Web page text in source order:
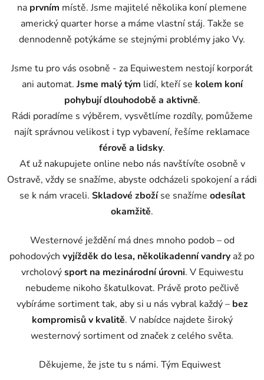
na prvním místě. Jsme majitelé několika koní plemene
americký quarter horse a máme vlastní stáj. Takže se
dennodenně potýkáme se stejnými problémy jako Vy.
Jsme tu pro vás osobně - za Equiwestem nestojí korporát
ani automat. Jsme malý tým lidí, kteří se kolem koní
pohybují dlouhodobě a aktivně.
Rádi poradíme s výběrem, vysvětlíme rozdíly, pomůžeme
najít správnou velikost i typ vybavení, řešíme reklamace
férově a lidsky.
Ať už nakupujete online nebo nás navštívíte osobně v
Ostravě, vždy se snažíme, abyste odcházeli spokojení a rádi
se k nám vraceli. Skladové zbožíse snažíme odesílat
okamžitě.
Westernové ježdění má dnes mnoho podob – od
pohodových vyjížděk do lesa, několikadenní vandry až po
vrcholovýsport na mezinárodní úrovni. V Equiwestu
nebudeme nikoho škatulkovat. Právě proto pečlivě
vybíráme sortiment tak, aby si u nás vybral každý – bez
kompromisů v kvalitě. V nabídce najdete široký
westernový sortiment od značek z celého světa.
Děkujeme, že jste tu s námi. Tým Equiwest